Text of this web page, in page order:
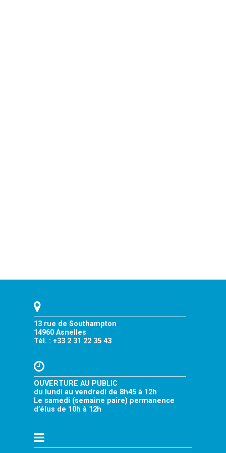
13 rue de Southampton
14960 Asnelles
Tél. : +33 2 31 22 35 43
OUVERTURE AU PUBLIC
du lundi au vendredi de 8h45 à 12h
Le samedi (semaine paire) permanence
d’élus de 10h à 12h